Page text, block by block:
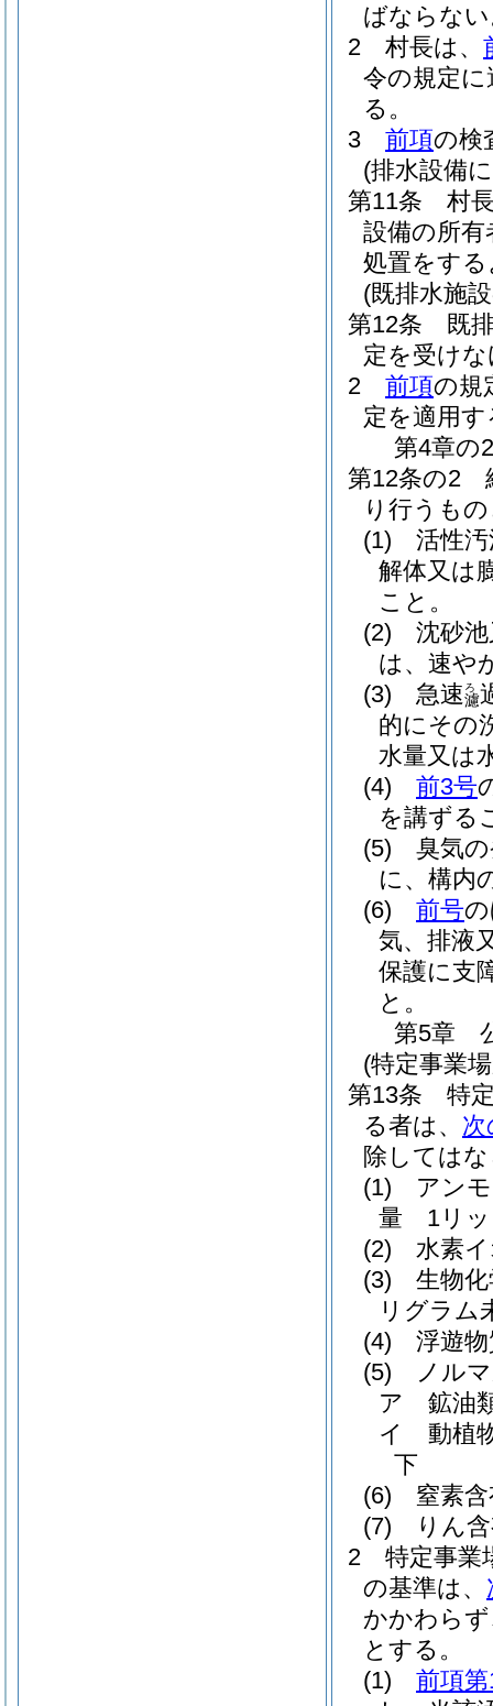
ばならな
2
村長は、
令の規定
る。
3
前項の検
(排水設備
第11条
村
設備の所
処置をす
(既排水施
第12条
既
定を受け
2
前項の規
定を適用す
第4章の2
第12条の2
り行うも
(1)
活性
解体又は
こと。
(2)
沈砂
は、速や
(3)
急速濾
ろ
的にその
水量又は
(4)
前3号
を講ずる
(5)
臭気
に、構内
(6)
前号
気、排液
保護に支
と。
第5章
(特定事業
第13条
特
る者は、 次
除しては
(1)
アン
量 1リッ
(2)
水素
(3)
生物
リグラム
(4)
浮遊
(5)
ノル
ア
鉱油
イ
動植
下
(6)
窒素
(7)
りん
2
特定事業
の基準は、
かかわら
とする。
(1)
前項